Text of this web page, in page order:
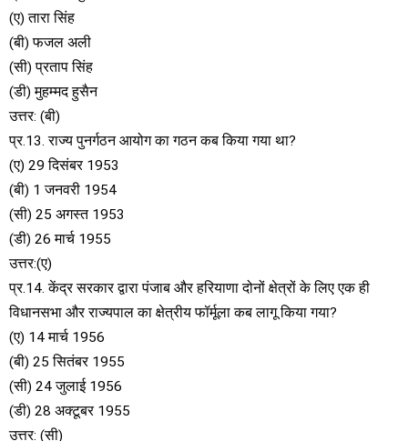
(ए) तारा सिंह
(बी) फजल अली
(सी) प्रताप सिंह
(डी) मुहम्मद हुसैन
उत्तर: (बी)
प्र.13. राज्य पुनर्गठन आयोग का गठन कब किया गया था?
(ए) 29 दिसंबर 1953
(बी) 1 जनवरी 1954
(सी) 25 अगस्त 1953
(डी) 26 मार्च 1955
उत्तर:(ए)
प्र.14. केंद्र सरकार द्वारा पंजाब और हरियाणा दोनों क्षेत्रों के लिए एक ही
विधानसभा और राज्यपाल का क्षेत्रीय फॉर्मूला कब लागू किया गया?
(ए) 14 मार्च 1956
(बी) 25 सितंबर 1955
(सी) 24 जुलाई 1956
(डी) 28 अक्टूबर 1955
उत्तर: (सी)